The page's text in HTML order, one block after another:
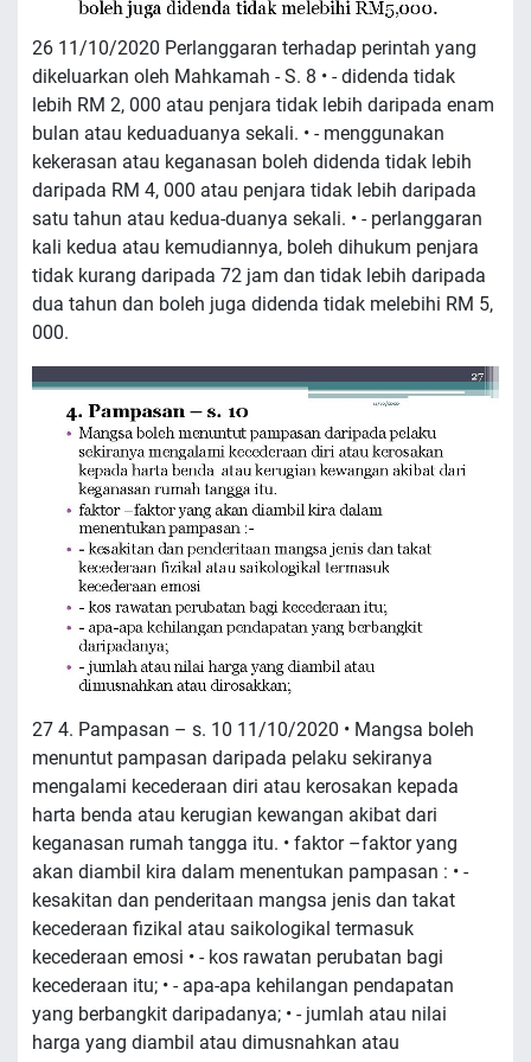
26 11/10/2020 Perlanggaran terhadap perintah yang
dikeluarkan oleh Mahkamah - S. 8 • - didenda tidak
lebih RM 2, 000 atau penjara tidak lebih daripada enam
bulan atau keduaduanya sekali. • - menggunakan
kekerasan atau keganasan boleh didenda tidak lebih
daripada RM 4, 000 atau penjara tidak lebih daripada
satu tahun atau kedua-duanya sekali. • - perlanggaran
kali kedua atau kemudiannya, boleh dihukum penjara
tidak kurang daripada 72 jam dan tidak lebih daripada
dua tahun dan boleh juga didenda tidak melebihi RM 5,
000.
27 4. Pampasan – s. 10 11/10/2020 • Mangsa boleh
menuntut pampasan daripada pelaku sekiranya
mengalami kecederaan diri atau kerosakan kepada
harta benda atau kerugian kewangan akibat dari
keganasan rumah tangga itu. • faktor –faktor yang
akan diambil kira dalam menentukan pampasan : • -
kesakitan dan penderitaan mangsa jenis dan takat
kecederaan fizikal atau saikologikal termasuk
kecederaan emosi • - kos rawatan perubatan bagi
kecederaan itu; • - apa-apa kehilangan pendapatan
yang berbangkit daripadanya; • - jumlah atau nilai
harga yang diambil atau dimusnahkan atau